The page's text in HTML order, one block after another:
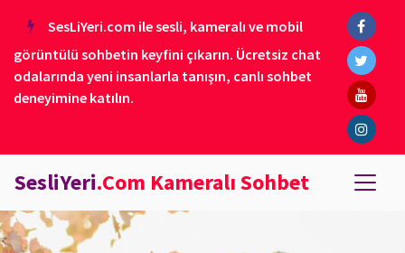
SesLiYeri.com ile sesli, kameralı ve mobil
görüntülü sohbetin keyfini çıkarın. Ücretsiz chat
odalarında yeni insanlarla tanışın, canlı sohbet
deneyimine katılın.
SesliYeri.Com Kameralı Sohbet